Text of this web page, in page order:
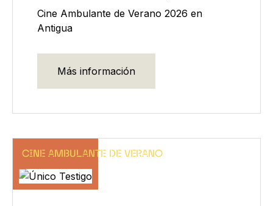
Cine Ambulante de Verano 2026 en
Antigua
Más información
CINE AMBULANTE DE VERANO